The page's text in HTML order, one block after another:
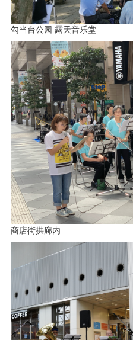
勾当台公园 露天音乐堂
商店街拱廊内